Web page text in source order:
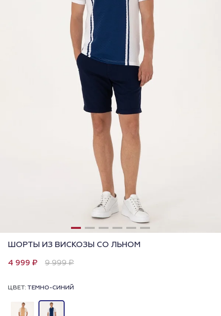
ШОРТЫ ИЗ ВИСКОЗЫ СО ЛЬНОМ
4 999 ₽ 9 999 ₽
ЦВЕТ: ТЕМНО-СИНИЙ